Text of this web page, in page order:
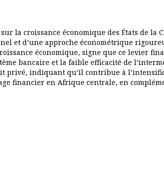
la croissance économique des États de
et d’une approche économétrique
économique, signe que ce levier
bancaire et la faible efficacité de
privé, indiquant qu’il contribue à
financier en Afrique centrale, en